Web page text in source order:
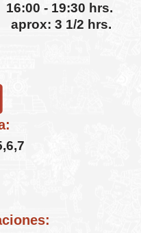
16:00 - 19:30 hrs.
aprox: 3 1/2 hrs.